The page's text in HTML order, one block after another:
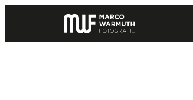
springen